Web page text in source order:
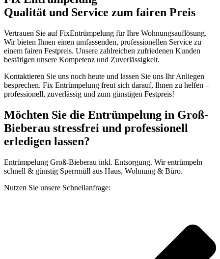
Qualität und Service zum fairen Preis
Vertrauen Sie auf FixEntrümpelung für Ihre Wohnungsauflösung.
Wir bieten Ihnen einen umfassenden, professionellen Service zu
einem fairen Festpreis. Unsere zahlreichen zufriedenen Kunden
bestätigen unsere Kompetenz und Zuverlässigkeit.
Kontaktieren Sie uns noch heute und lassen Sie uns Ihr Anliegen
besprechen. Fix Entrümpelung freut sich darauf, Ihnen zu helfen –
professionell, zuverlässig und zum günstigen Festpreis!
Möchten Sie die Entrümpelung in Groß-
Bieberau stressfrei und professionell
erledigen lassen?
Entrümpelung Groß-Bieberau inkl. Entsorgung. Wir entrümpeln
schnell & günstig Sperrmüll aus Haus, Wohnung & Büro.
Nutzen Sie unsere Schnellanfrage: